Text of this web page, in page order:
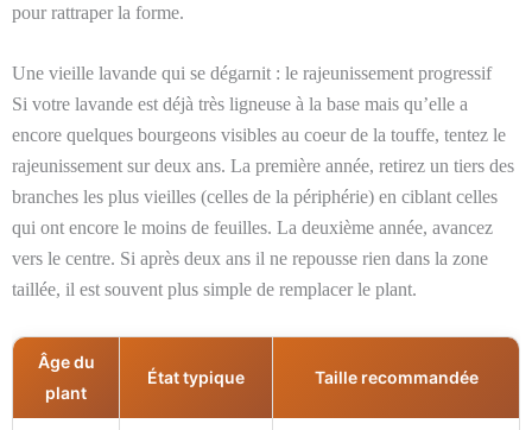
pour rattraper la forme.
Une vieille lavande qui se dégarnit : le rajeunissement progressif
Si votre lavande est déjà très ligneuse à la base mais qu’elle a
encore quelques bourgeons visibles au coeur de la touffe, tentez le
rajeunissement sur deux ans. La première année, retirez un tiers des
branches les plus vieilles (celles de la périphérie) en ciblant celles
qui ont encore le moins de feuilles. La deuxième année, avancez
vers le centre. Si après deux ans il ne repousse rien dans la zone
taillée, il est souvent plus simple de remplacer le plant.
Âge du
plant
État typique Taille recommandée